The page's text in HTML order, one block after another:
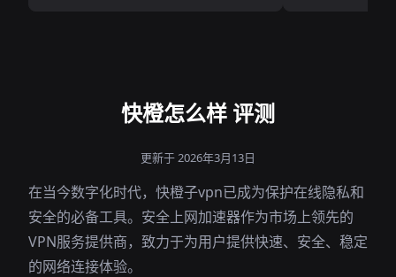
快橙怎么样 评测
更新于 2026年3月13日
在当今数字化时代，快橙子vpn已成为保护在线隐私和
安全的必备工具。安全上网加速器作为市场上领先的
VPN服务提供商，致力于为用户提供快速、安全、稳定
的网络连接体验。